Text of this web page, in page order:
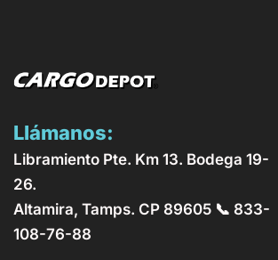
Llámanos:
Libramiento Pte. Km 13. Bodega 19-
26.
Altamira, Tamps. CP 89605 📞 833-
108-76-88